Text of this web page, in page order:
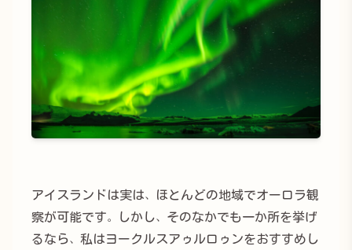
アイスランドは実は、ほとんどの地域でオーロラ観
察が可能です。しかし、そのなかでも一か所を挙げ
るなら、私はヨークルスアゥルロゥンをおすすめし